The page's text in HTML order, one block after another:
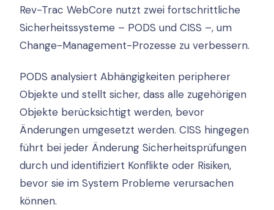
Rev-Trac WebCore nutzt zwei fortschrittliche
Sicherheitssysteme – PODS und CISS –, um
Change-Management-Prozesse zu verbessern.
PODS analysiert Abhängigkeiten peripherer
Objekte und stellt sicher, dass alle zugehörigen
Objekte berücksichtigt werden, bevor
Änderungen umgesetzt werden. CISS hingegen
führt bei jeder Änderung Sicherheitsprüfungen
durch und identifiziert Konflikte oder Risiken,
bevor sie im System Probleme verursachen
können.